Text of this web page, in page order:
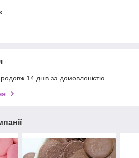
14 днів за домовленістю